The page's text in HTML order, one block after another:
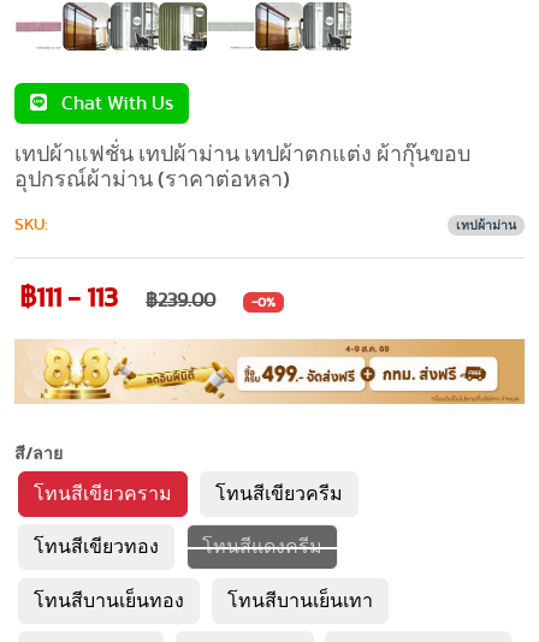
Chat With Us
เทปผ้าแฟชั่น เทปผ้าม่าน เทปผ้าตกแต่ง ผ้ากุ๊นขอบ
อุปกรณ์ผ้าม่าน (ราคาต่อหลา)
SKU: เทปผ้าม่าน
฿111 - 113 ฿239.00 -0%
สี/ลาย
โทนสีเขียวคราม โทนสีเขียวครีม
โทนสีเขียวทอง โทนสีแดงครีม
โทนสีบานเย็นทอง โทนสีบานเย็นเทา